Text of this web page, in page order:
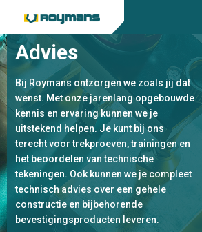
Advies
Bij Roymans ontzorgen we zoals jij dat
wenst. Met onze jarenlang opgebouwde
kennis en ervaring kunnen we je
uitstekend helpen. Je kunt bij ons
terecht voor trekproeven, trainingen en
het beoordelen van technische
tekeningen. Ook kunnen we je compleet
technisch advies over een gehele
constructie en bijbehorende
bevestigingsproducten leveren.